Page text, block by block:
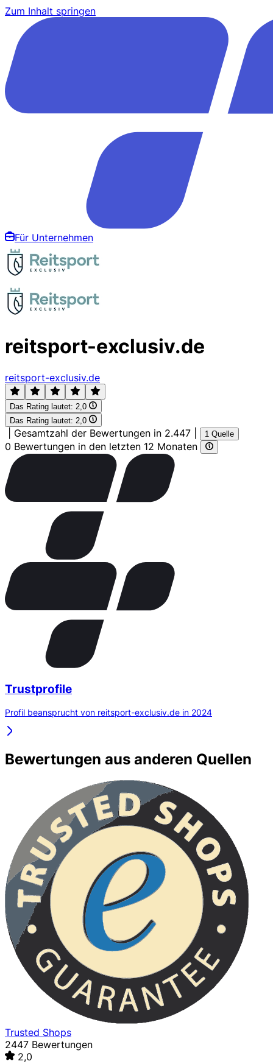
Zum Inhalt springen
Für Unternehmen
reitsport-exclusiv.de
reitsport-exclusiv.de
Das Rating lautet: 2,0
Das Rating lautet: 2,0
Gesamtzahl der Bewertungen in 2.447 1 Quelle
0 Bewertungen in den letzten 12 Monaten
Trustprofile
Profil beansprucht von reitsport-exclusiv.de in 2024
Bewertungen aus anderen Quellen
Trusted Shops
2447 Bewertungen
2,0